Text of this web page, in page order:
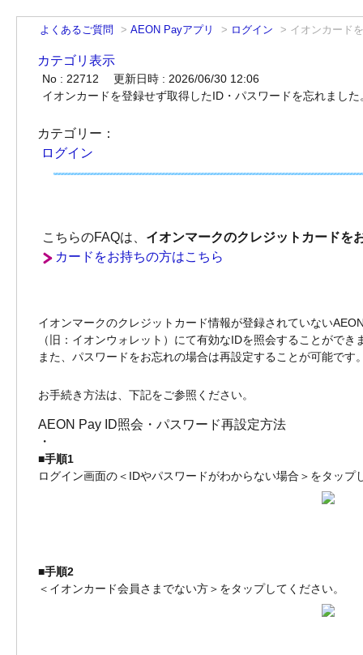
よくあるご質問 > AEON Payアプリ > ログイン > イオンカード
カテゴリ表示
No : 22712
更新日時 : 2026/06/30 12:06
イオンカードを登録せず取得したID・パスワードを忘れまし
カテゴリー：
ログイン
こちらのFAQは、 イオンマークのクレジットカードを
カードをお持ちの方はこちら
イオンマークのクレジットカード情報が登録されていない
（旧：イオンウォレット）にて有効なIDを照会することができ
また、パスワードをお忘れの場合は再設定することが可能です
お手続き方法は、下記をご参照ください。
AEON Pay ID照会・パスワード再設定方法
・
■手順1
ログイン画面の＜IDやパスワードがわからない場合＞をタップ
■手順2
＜イオンカード会員さまでない方＞をタップしてください。